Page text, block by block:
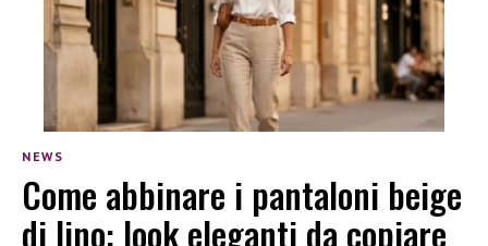
NEWS
Come abbinare i pantaloni beige
di lino: look eleganti da copiare